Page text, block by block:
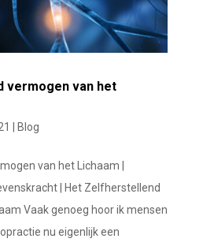
vermogen van het
Blog
van het Lichaam |
| Het Zelfherstellend
Vaak genoeg hoor ik mensen
nu eigenlijk een